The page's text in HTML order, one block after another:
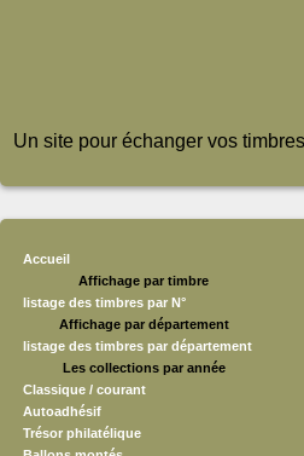
Un site pour échanger vos
Accueil
Affichage par timbre
listage des timbres par N°
Affichage par département
listage des timbres par département
Les collections par année
Classique / courant
Autoadhésif
Trésor philatélique